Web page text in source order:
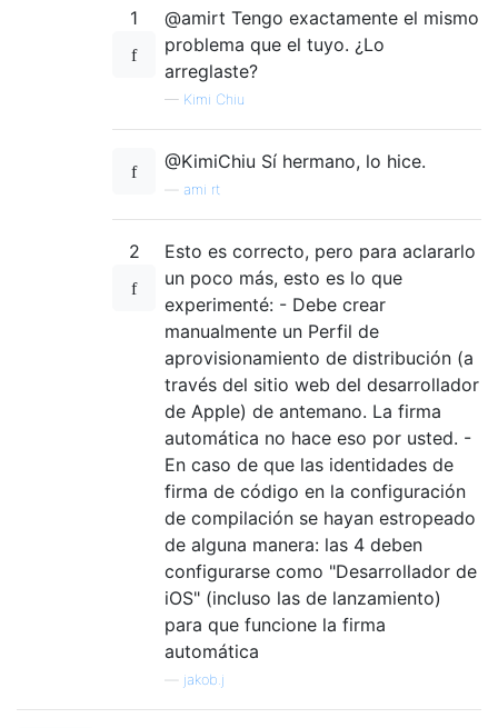
1
@amirt Tengo exactamente el mismo
problema que el tuyo. ¿Lo
arreglaste?
— Kimi Chiu
@KimiChiu Sí hermano, lo hice.
ami rt
2
Esto es correcto, pero para aclararlo
un poco más, esto es lo que
experimenté: - Debe crear
manualmente un Perfil de
aprovisionamiento de distribución (a
través del sitio web del desarrollador
de Apple) de antemano. La firma
automática no hace eso por usted. -
En caso de que las identidades de
firma de código en la configuración
de compilación se hayan estropeado
de alguna manera: las 4 deben
configurarse como "Desarrollador de
iOS" (incluso las de lanzamiento)
para que funcione la firma
automática
jakob.j